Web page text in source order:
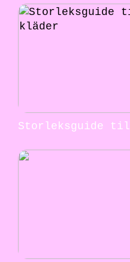
Storleksguide